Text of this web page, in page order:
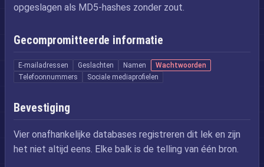
opgeslagen als MD5-hashes zonder zout.
Gecompromitteerde informatie
E-mailadressen Geslachten Namen
Wachtwoorden
Telefoonnummers
Sociale mediaprofielen
Bevestiging
Vier onafhankelijke databases registreren dit lek en zijn
het niet altijd eens. Elke balk is de telling van één bron.